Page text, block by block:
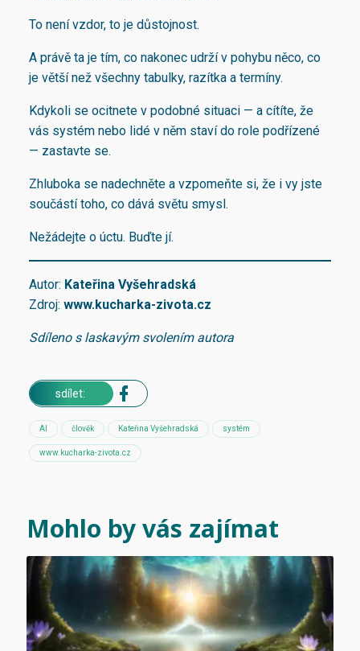
To není vzdor, to je důstojnost.
A právě ta je tím, co nakonec udrží v pohybu něco, co
je větší než všechny tabulky, razítka a termíny.
Kdykoli se ocitnete v podobné situaci — a cítíte, že
vás systém nebo lidé v něm staví do role podřízené
— zastavte se.
Zhluboka se nadechněte a vzpomeňte si, že i vy jste
součástí toho, co dává světu smysl.
Nežádejte o úctu. Buďte jí.
Autor: Kateřina Vyšehradská
Zdroj: www.kucharka-zivota.cz
Sdíleno s laskavým svolením autora
sdílet:
AI člověk Kateřina Vyšehradská systém
www.kucharka-zivota.cz
Mohlo by vás zajímat